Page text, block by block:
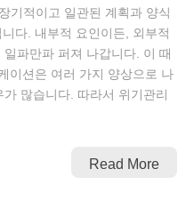
기적이고 일관된 계획과 양식
다. 내부적 요인이든, 외부적
파만파 퍼져 나갑니다. 이 때
이션은 여러 가지 양상으로 나
많습니다. 따라서 위기관리
Read More